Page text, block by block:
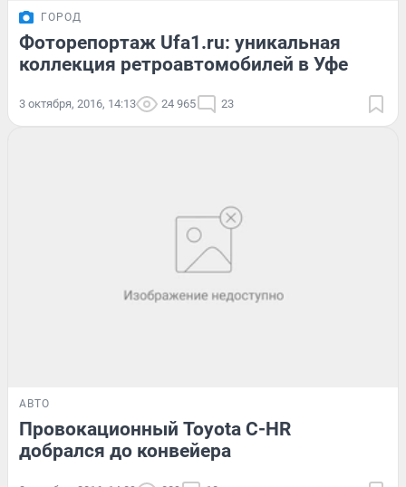
ГОРОД
Фоторепортаж Ufa1.ru: уникальная
коллекция ретроавтомобилей в Уфе
3 октября, 2016, 14:13 24 965 23
АВТО
Провокационный Toyota C-HR
добрался до конвейера